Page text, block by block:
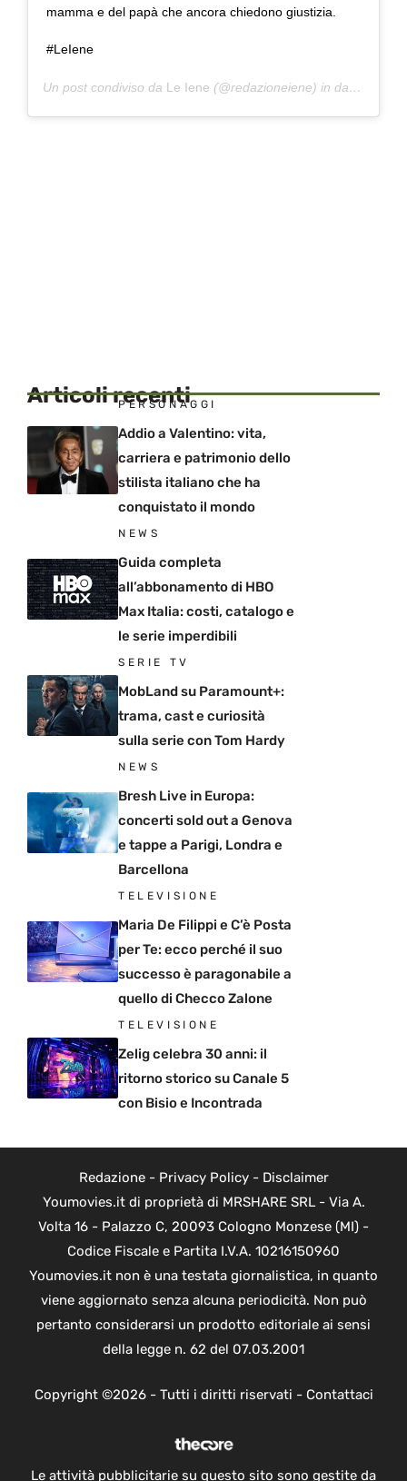
mamma e del papà che ancora chiedono giustizia.
#LeIene
Un post condiviso da Le Iene (@redazioneiene) in data:
Articoli recenti
PERSONAGGI
Addio a Valentino: vita,
carriera e patrimonio dello
stilista italiano che ha
conquistato il mondo
NEWS
Guida completa
all’abbonamento di HBO
Max Italia: costi, catalogo e
le serie imperdibili
SERIE TV
MobLand su Paramount+:
trama, cast e curiosità
sulla serie con Tom Hardy
NEWS
Bresh Live in Europa:
concerti sold out a Genova
e tappe a Parigi, Londra e
Barcellona
TELEVISIONE
Maria De Filippi e C’è Posta
per Te: ecco perché il suo
successo è paragonabile a
quello di Checco Zalone
TELEVISIONE
Zelig celebra 30 anni: il
ritorno storico su Canale 5
con Bisio e Incontrada
Redazione- Privacy Policy- Disclaimer
Youmovies.it di proprietà di MRSHARE SRL - Via A.
Volta 16 - Palazzo C, 20093 Cologno Monzese (MI) -
Codice Fiscale e Partita I.V.A. 10216150960
Youmovies.it non è una testata giornalistica, in quanto
viene aggiornato senza alcuna periodicità. Non può
pertanto considerarsi un prodotto editoriale ai sensi
della legge n. 62 del 07.03.2001
Copyright ©2026 - Tutti i diritti riservati - Contattaci
Le attività pubblicitarie su questo sito sono gestite da